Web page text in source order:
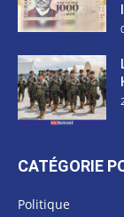
CATÉGORIE
Politique